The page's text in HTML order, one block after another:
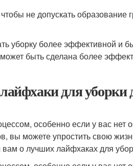
не допускать образование
уборку более эффективной и
быть сделана более
для уборки
особенно если у вас нет
вы можете упростить свою
о лучших лайфхаках для